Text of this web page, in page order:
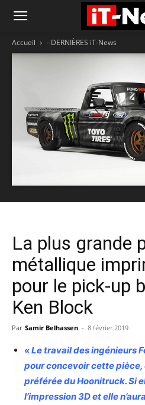
Accueil - DERNIÈRES iT-News
La plus grande
métallique
pour le pick-up
Ken Block
Par Samir Belhassen - 8 février 2019
« Le travail des ingénieurs
pour concevoir cette pièce,
préférée du Hoonitruck. Si
l’impression 3D et elle